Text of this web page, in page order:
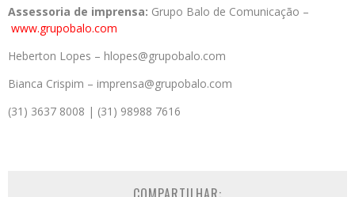
Assessoria de imprensa: Grupo Balo de Comunicação –
www.grupobalo.com
Heberton Lopes – hlopes@grupobalo.com
Bianca Crispim – imprensa@grupobalo.com
(31) 3637 8008 | (31) 98988 7616